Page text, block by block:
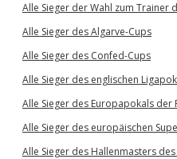
Alle Sieger der Wahl zum Trainer
Alle Sieger des Algarve-Cups
Alle Sieger des Confed-Cups
Alle Sieger des englischen
Alle Sieger des Europapokals der
Alle Sieger des europäischen
Alle Sieger des Hallenmasters des